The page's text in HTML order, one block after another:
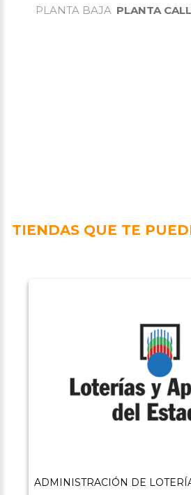
PLANTA BAJA PLANTA
TIENDAS QUE TE
ADMINISTRACIÓN DE